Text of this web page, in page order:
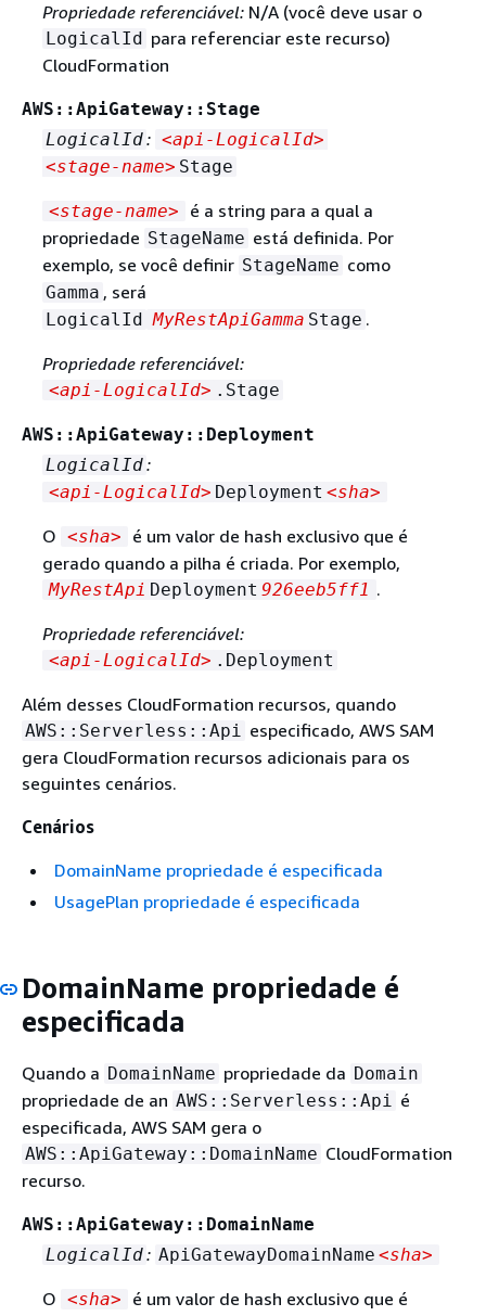
Propriedade referenciável:N/A (você deve usar o
LogicalId para referenciar este recurso)
CloudFormation
AWS::ApiGateway::Stage
LogicalId: <api‑LogicalId>
<stage‑name> Stage
<stage‑name>
é a string para a qual a
propriedade StageName está definida. Por
exemplo, se você definir StageName como
Gamma , será
LogicalId MyRestApiGamma Stage .
Propriedade referenciável:
<api‑LogicalId> .Stage
AWS::ApiGateway::Deployment
LogicalId:
<api‑LogicalId> Deployment <sha>
O <sha>
é um valor de hash exclusivo que é
gerado quando a pilha é criada. Por exemplo,
MyRestApi Deployment 926eeb5ff1 .
Propriedade referenciável:
<api‑LogicalId> .Deployment
Além desses CloudFormation recursos, quando
AWS::Serverless::Api especificado, AWS SAM
gera CloudFormation recursos adicionais para os
seguintes cenários.
Cenários
DomainName propriedade é especificada
UsagePlan propriedade é especificada
DomainName propriedade é
especificada
Quando a DomainName propriedade da Domain
propriedade de an AWS::Serverless::Api é
especificada, AWS SAM gera o
AWS::ApiGateway::DomainName CloudFormation
recurso.
AWS::ApiGateway::DomainName
LogicalId: ApiGatewayDomainName <sha>
O <sha>
é um valor de hash exclusivo que é